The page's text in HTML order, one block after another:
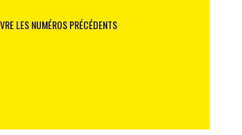
LES NUMÉROS PRÉCÉDENTS